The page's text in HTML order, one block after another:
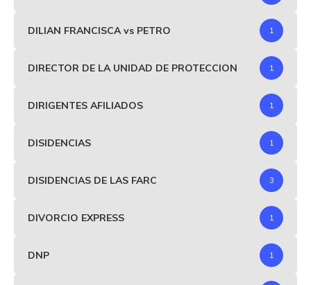
DILIAN FRANCISCA vs PETRO 1
DIRECTOR DE LA UNIDAD DE PROTECCION 1
DIRIGENTES AFILIADOS 1
DISIDENCIAS 1
DISIDENCIAS DE LAS FARC 3
DIVORCIO EXPRESS 1
DNP 1